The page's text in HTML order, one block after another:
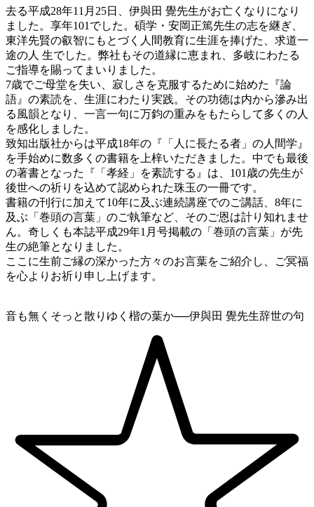
去る平成28年11月25日、伊與田 覺先生がお亡くなりになり
ました。享年101でした。碩学・安岡正篤先生の志を継ぎ、
東洋先賢の叡智にもとづく人間教育に生涯を捧げた、求道一
途の人 生でした。弊社もその道縁に恵まれ、多岐にわたる
ご指導を賜ってまいりました。
7歳でご母堂を失い、寂しさを克服するために始めた『論
語』の素読を、生涯にわたり実践。その功徳は内から滲み出
る風韻となり、一言一句に万鈞の重みをもたらして多くの人
を感化しました。
致知出版社からは平成18年の『「人に長たる者」の人間学』
を手始めに数多くの書籍を上梓いただきました。中でも最後
の著書となった『「孝経」を素読する』は、101歳の先生が
後世への祈りを込めて認められた珠玉の一冊です。
書籍の刊行に加えて10年に及ぶ連続講座でのご講話、8年に
及ぶ「巻頭の言葉」のご執筆など、そのご恩は計り知れませ
ん。奇しくも本誌平成29年1月号掲載の「巻頭の言葉」が先
生の絶筆となりました。
ここに生前ご縁の深かった方々のお言葉をご紹介し、ご冥福
を心よりお祈り申し上げます。
音も無くそっと散りゆく楷の葉か──伊與田 覺先生辞世の句